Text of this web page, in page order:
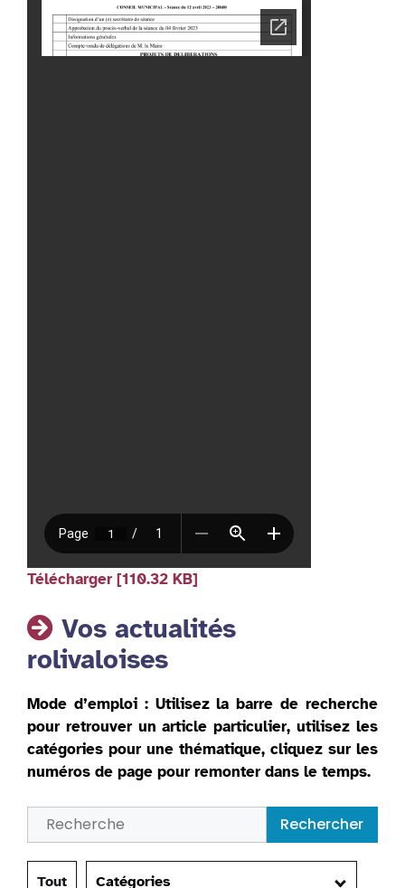
Télécharger [110.32 KB]
Vos actualités
rolivaloises
Mode d’emploi: Utilisez la barre de recherche
pour retrouver un article particulier, utilisez les
catégories pour une thématique, cliquez sur les
numéros de page pour remonter dans le temps.
Rechercher
Tout Catégories